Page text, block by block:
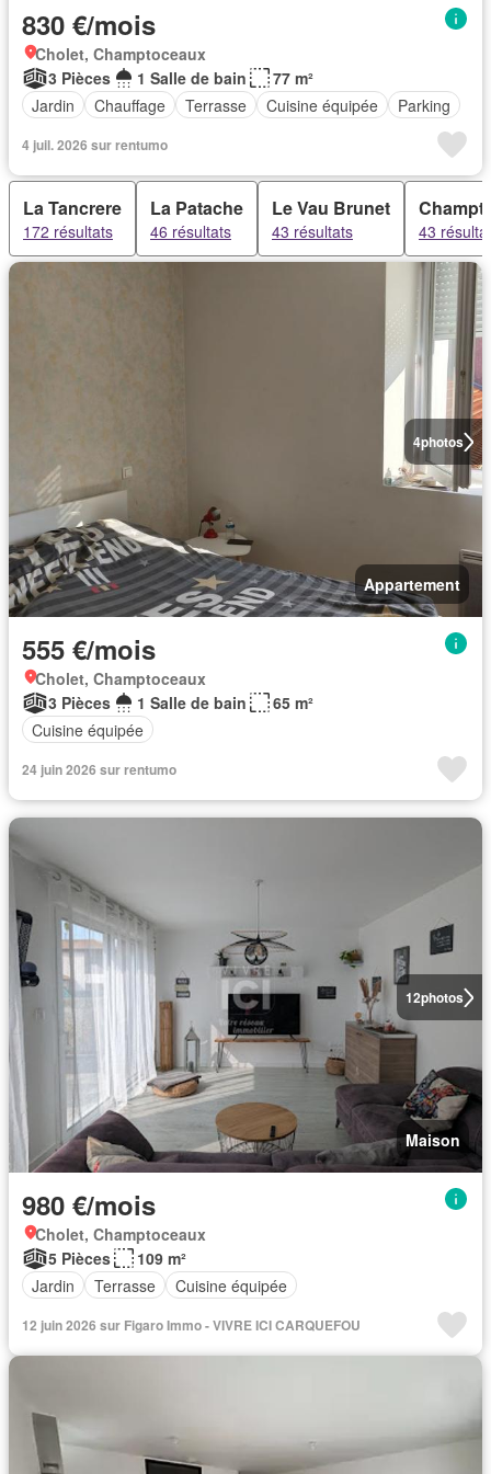
830 €/mois
Cholet, Champtoceaux
3 Pièces
1 Salle de bain
77 m²
Jardin
Chauffage Terrasse Cuisine équipée Parking
4 juil. 2026 sur rentumo
La Tancrere
172 résultats
La Patache
46 résultats
Le Vau Brunet
43 résultats 43
4photos
Appartement
555 €/mois
Cholet, Champtoceaux
3 Pièces
1 Salle de bain
65 m²
Cuisine équipée
24 juin 2026 sur rentumo
12photos
Maison
980 €/mois
Cholet, Champtoceaux
5 Pièces
109 m²
Jardin
Terrasse Cuisine équipée
12 juin 2026 sur Figaro Immo - VIVRE ICI CARQUEFOU